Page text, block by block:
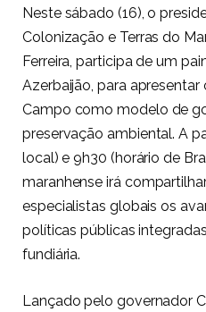
Neste sábado (16), o
Colonização e Terras do
Ferreira, participa de um
Azerbaijão, para
Campo como modelo de
preservação ambiental. A
local) e 9h30 (horário de
maranhense irá
especialistas globais os
políticas públicas
fundiária.
Lançado pelo governador